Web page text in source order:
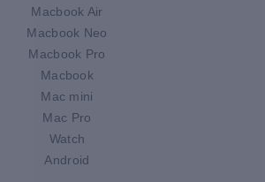
Macbook Air
Macbook Neo
Macbook Pro
Macbook
Mac mini
Mac Pro
Watch
Android